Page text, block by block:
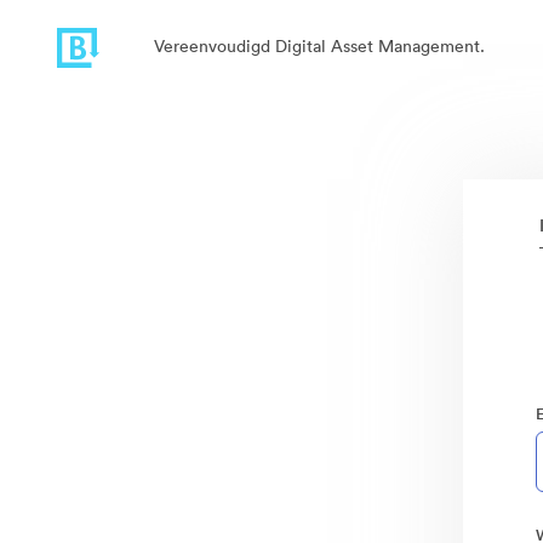
Vereenvoudigd Digital Asset Management.